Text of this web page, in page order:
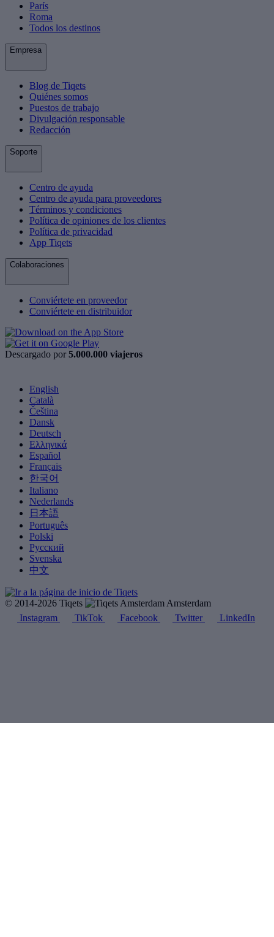
París
Roma
Todos los destinos
Empresa
Blog de Tiqets
Quiénes somos
Puestos de trabajo
Divulgación responsable
Redacción
Soporte
Centro de ayuda
Centro de ayuda para proveedores
Términos y condiciones
Política de opiniones de los clientes
Política de privacidad
App Tiqets
Colaboraciones
Conviértete en proveedor
Conviértete en distribuidor
Descargado por 5.000.000 viajeros
English
Català
Čeština
Dansk
Deutsch
Ελληνικά
Español
Français
한국어
Italiano
Nederlands
日本語
Português
Polski
Русский
Svenska
中文
© 2014-2026 Tiqets
Amsterdam
Instagram
TikTok Facebook Twitter LinkedIn